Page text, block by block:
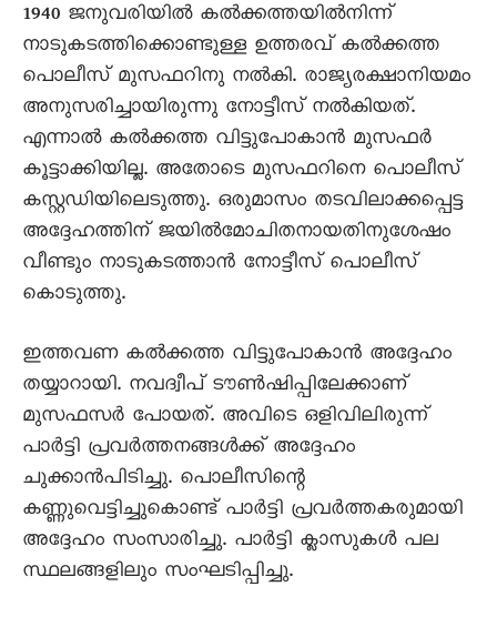
1940 ജനുവരിയിൽ കൽക്കത്തയിൽനിന്ന്‌
നാടുകടത്തിക്കൊണ്ടുള്ള ഉത്തരവ്‌ കൽക്കത്ത
പൊലീസ്‌ മുസഫറിനു നൽകി. രാജ്യരക്ഷാനിയമം
അനുസരിച്ചായിരുന്നു നോട്ടീസ്‌ നൽകിയത്‌.
എന്നാൽ കൽക്കത്ത വിട്ടുപോകാൻ മുസഫർ
കൂട്ടാക്കിയില്ല. അതോടെ മുസഫറിനെ പൊലീസ്‌
കസ്റ്റഡിയിലെടുത്തു. ഒരുമാസം തടവിലാക്കപ്പെട്ട
അദ്ദേഹത്തിന്‌ ജയിൽമോചിതനായതിനുശേഷം
വീണ്ടും നാടുകടത്താൻ നോട്ടീസ്‌ പൊലീസ്‌
കൊടുത്തു.
ഇത്തവണ കൽക്കത്ത വിട്ടുപോകാൻ അദ്ദേഹം
തയ്യാറായി. നവദ്വീപ്‌ ടൗൺഷിപ്പിലേക്കാണ്‌
മുസഫസർ പോയത്‌. അവിടെ ഒളിവിലിരുന്ന്‌
പാർട്ടി പ്രവർത്തനങ്ങൾക്ക്‌ അദ്ദേഹം
ചുക്കാൻപിടിച്ചു. പൊലീസിന്റെ
കണ്ണുവെട്ടിച്ചുകൊണ്ട്‌ പാർട്ടി പ്രവർത്തകരുമായി
അദ്ദേഹം സംസാരിച്ചു. പാർട്ടി ക്ലാസുകൾ പല
സ്ഥലങ്ങളിലും സംഘടിപ്പിച്ചു.